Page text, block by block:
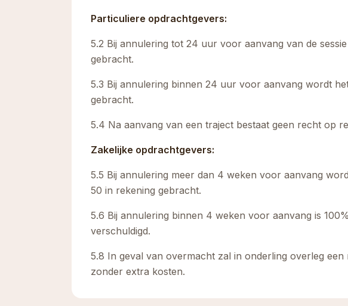
Particuliere opdrachtgevers:
5.2 Bij annulering tot 24 uur voor aanvang van de
gebracht.
5.3 Bij annulering binnen 24 uur voor aanvang wordt
gebracht.
5.4 Na aanvang van een traject bestaat geen recht op
Zakelijke opdrachtgevers:
5.5 Bij annulering meer dan 4 weken voor aanvang
50 in rekening gebracht.
5.6 Bij annulering binnen 4 weken voor aanvang is
verschuldigd.
5.8 In geval van overmacht zal in onderling overleg
zonder extra kosten.